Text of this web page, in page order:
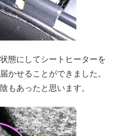
態にしてシートヒーターを
かせることができました。
もあったと思います。